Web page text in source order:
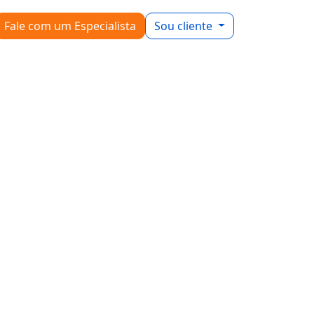
Fale com um Especialista Sou cliente